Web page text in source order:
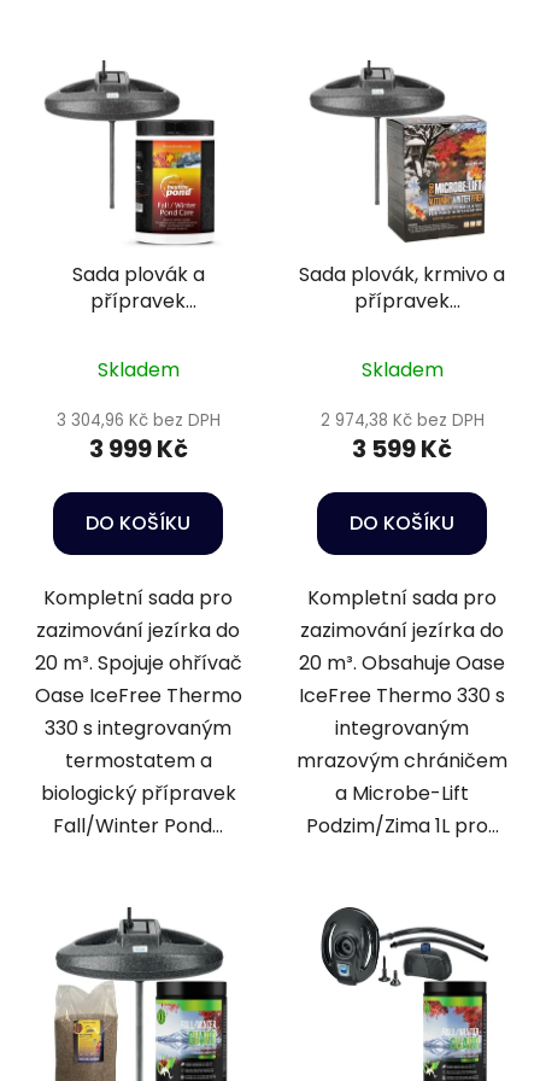
Sada plovák a
přípravek
Skladem
3 304,96 Kč bez DPH
3 999 Kč
DO KOŠÍKU
Kompletní sada pro
zazimování jezírka do
20 m³. Spojuje ohřívač
Oase IceFree Thermo
330 s integrovaným
termostatem a
biologický přípravek
Fall/Winter Pond...
Sada plovák, krmivo a
přípravek
Skladem
2 974,38 Kč bez DPH
3 599 Kč
DO KOŠÍKU
Kompletní sada pro
zazimování jezírka do
20 m³. Obsahuje Oase
IceFree Thermo 330 s
integrovaným
mrazovým chráničem
a Microbe-Lift
Podzim/Zima 1L pro...